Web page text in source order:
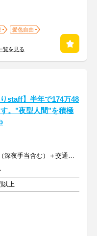
髪色自由
覧を見る
りstaff】半年で174万48
。"夜型人間"を積極
時給1731～1795円（深夜手当含む）＋交通費支給
以上